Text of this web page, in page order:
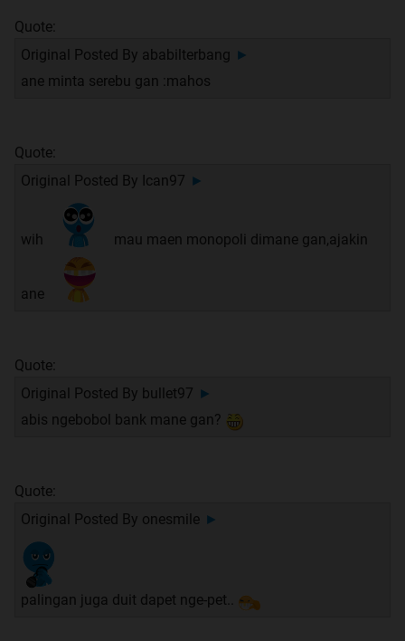
Quote:
Original Posted By ababilterbang ►
ane minta serebu gan :mahos
Quote:
Original Posted By Ican97 ►
wih mau maen monopoli dimane gan,ajakin
ane
Quote:
Original Posted By bullet97 ►
abis ngebobol bank mane gan?
Quote:
Original Posted By onesmile ►
palingan juga duit dapet nge-pet..